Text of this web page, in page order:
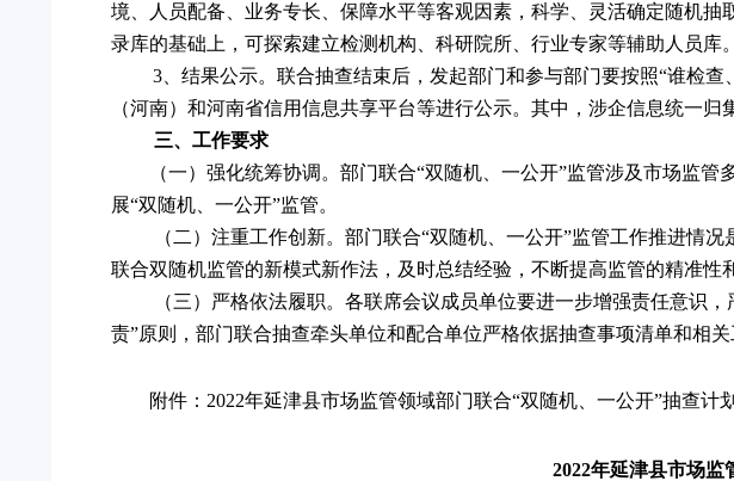
境、人员配备、业务专长、保障水平等客观因素，科学、灵活确定随机
录库的基础上，可探索建立检测机构、科研院所、行业专家等辅助人员库。
3、结果公示。联合抽查结束后，发起部门和参与部门要按照“谁检
（河南）和河南省信用信息共享平台等进行公示。其中，涉企信息统一
三、工作要求
（一）强化统筹协调。部门联合“双随机、一公开”监管涉及市场监管
展“双随机、一公开”监管。
（二）注重工作创新。部门联合“双随机、一公开”监管工作推进情
联合双随机监管的新模式新作法，及时总结经验，不断提高监管的精准性
（三）严格依法履职。各联席会议成员单位要进一步增强责任意识
责”原则，部门联合抽查牵头单位和配合单位严格依据抽查事项清单和相关
附件： 2022年延津县市场监管领域部门联合“双随机、一公开”抽查计
2022年延津县市场监